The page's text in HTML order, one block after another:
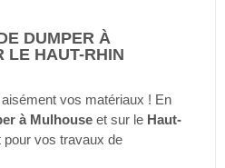
DUMPER À
LE HAUT-RHIN
vos matériaux ! En
à Mulhouse et sur le Haut-
pour vos travaux de